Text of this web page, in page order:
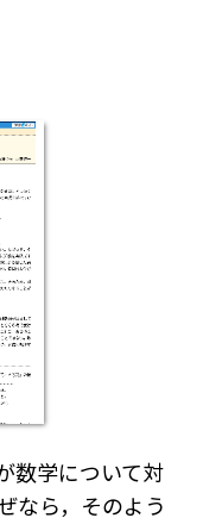
数学について対
なら，そのよう